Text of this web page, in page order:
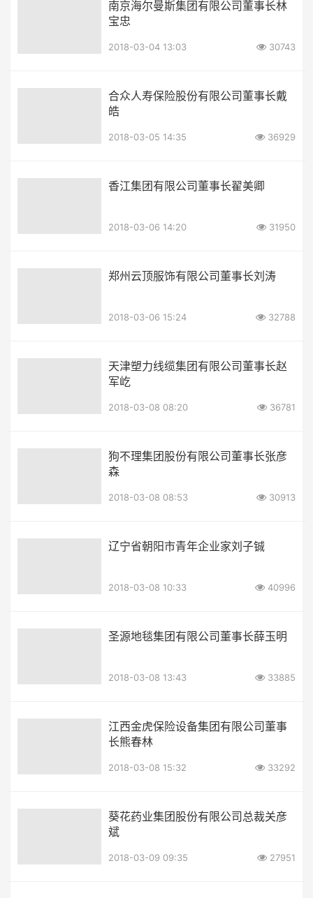
南京海尔曼斯集团有限公司董事长林
宝忠
2018-03-04 13:03 30743
合众人寿保险股份有限公司董事长戴
皓
2018-03-05 14:35 36929
香江集团有限公司董事长翟美卿
2018-03-06 14:20 31950
郑州云顶服饰有限公司董事长刘涛
2018-03-06 15:24 32788
天津塑力线缆集团有限公司董事长赵
军屹
2018-03-08 08:20 36781
狗不理集团股份有限公司董事长张彦
森
2018-03-08 08:53 30913
辽宁省朝阳市青年企业家刘子铖
2018-03-08 10:33 40996
圣源地毯集团有限公司董事长薛玉明
2018-03-08 13:43 33885
江西金虎保险设备集团有限公司董事
长熊春林
2018-03-08 15:32 33292
葵花药业集团股份有限公司总裁关彦
斌
2018-03-09 09:35 27951